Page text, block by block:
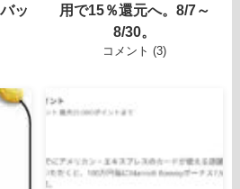
ッ
用で15％還元へ。8/7～
8/30。
コメント (3)